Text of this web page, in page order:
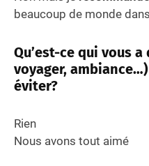
beaucoup de monde
Qu’est-ce qui vous
voyager,
éviter?
Rien
Nous avons tout aimé